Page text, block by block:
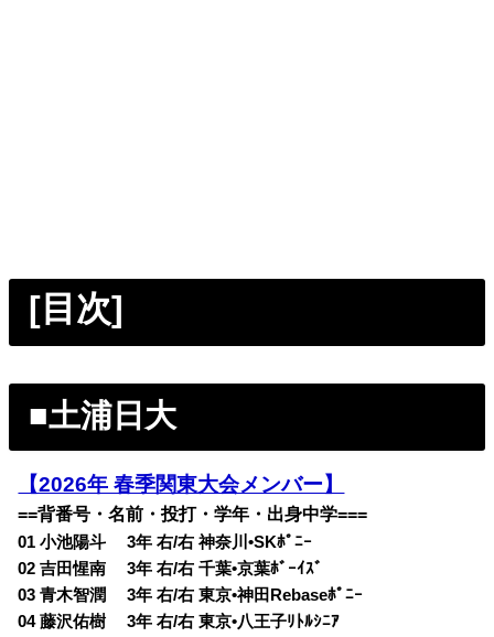
[目次]
■土浦日大
【2026年 春季関東大会メンバー】
==背番号・名前・投打・学年・出身中学===
01 小池陽斗 3年 右/右 神奈川•SKﾎﾟﾆｰ
02 吉田惺南 3年 右/右 千葉•京葉ﾎﾞｰｲｽﾞ
03 青木智潤 3年 右/右 東京•神田Rebaseﾎﾟﾆｰ
04 藤沢佑樹 3年 右/右 東京•八王子ﾘﾄﾙｼﾆｱ